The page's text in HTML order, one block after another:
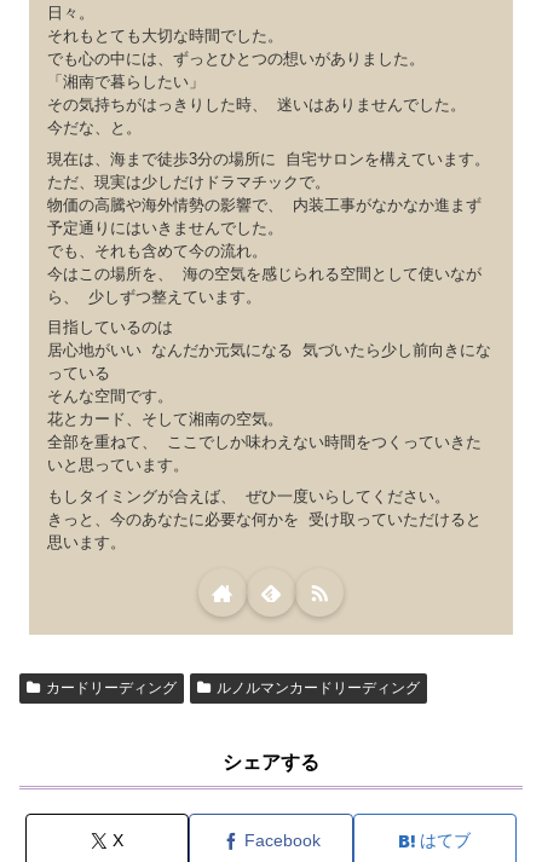
日々。
それもとても大切な時間でした。
でも心の中には、ずっとひとつの想いがありました。
「湘南で暮らしたい」
その気持ちがはっきりした時、 迷いはありませんでした。
今だな、と。
現在は、海まで徒歩3分の場所に 自宅サロンを構えています。
ただ、現実は少しだけドラマチックで。
物価の高騰や海外情勢の影響で、 内装工事がなかなか進まず
予定通りにはいきませんでした。
でも、それも含めて今の流れ。
今はこの場所を、 海の空気を感じられる空間として使いなが
ら、 少しずつ整えています。
目指しているのは
居心地がいい なんだか元気になる 気づいたら少し前向きにな
っている
そんな空間です。
花とカード、そして湘南の空気。
全部を重ねて、 ここでしか味わえない時間をつくっていきた
いと思っています。
もしタイミングが合えば、 ぜひ一度いらしてください。
きっと、今のあなたに必要な何かを 受け取っていただけると
思います。
カードリーディング ルノルマンカードリーディング
シェアする
X Facebook はてブ